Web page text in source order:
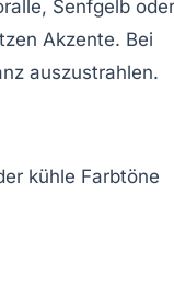
Senfgelb oder
Akzente. Bei
auszustrahlen.
kühle Farbtöne